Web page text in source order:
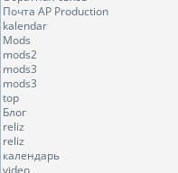
Почта AP Production
kalendar
Mods
mods2
mods3
mods3
top
Блог
reliz
reliz
календарь
video